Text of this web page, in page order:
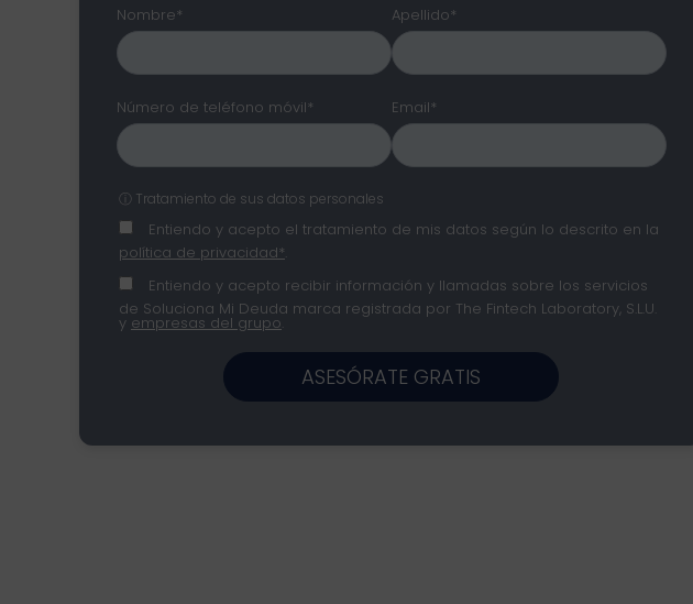
Nombre* Apellido*
Número de teléfono móvil* Email*
ⓘ Tratamiento de sus datos personales
Entiendo y acepto el tratamiento de mis datos según lo descrito en la
política de privacidad*
Entiendo y acepto recibir información y llamadas sobre los servicios
de Soluciona Mi Deuda marca registrada por The Fintech Laboratory, S.L.U.
y empresas del grupo
ASESÓRATE GRATIS